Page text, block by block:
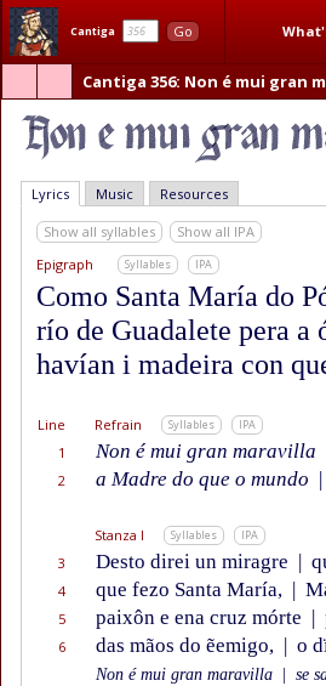
Cantiga Go
Cantiga 356: Non é mui gran
Lyrics Music Resources
Show all syllables
Show all IPA
Epigraph
Syllables IPA
Como Santa María do
río de Guadalete pera a
havían i madeira con
Line Refrain Syllables IPA
1 Non é mui gran maravilla
2 a Madre do que o mundo |
Stanza I Syllables IPA
3 Desto direi un miragre |
4 que fezo Santa María, |
5 paixôn e ena cruz mórte |
6 das mãos do ẽemigo, | o
Non é mui gran maravilla se